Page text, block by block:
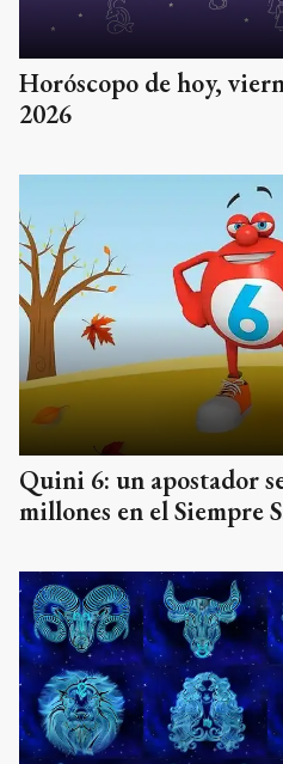
Horóscopo de hoy,
2026
Quini 6: un apostador
millones en el Siempre